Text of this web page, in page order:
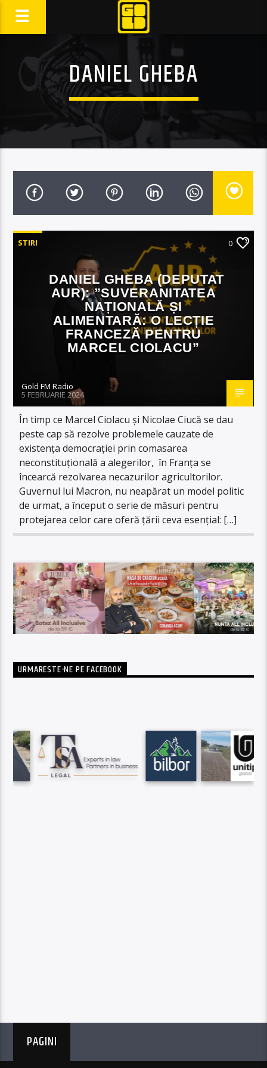
DANIEL GHEBA
STIRI 0
DANIEL GHEBA (DEPUTAT
AUR): ”SUVERANITATEA
NAȚIONALĂ ȘI
ALIMENTARĂ: O LECȚIE
FRANCEZĂ PENTRU
MARCEL CIOLACU”
Gold FM Radio
5 FEBRUARIE 2024
În timp ce Marcel Ciolacu și Nicolae Ciucă se dau
peste cap să rezolve problemele cauzate de
existența democrației prin comasarea
neconstituțională a alegerilor, în Franța se
încearcă rezolvarea necazurilor agricultorilor.
Guvernul lui Macron, nu neapărat un model politic
de urmat, a început o serie de măsuri pentru
protejarea celor care oferă țării ceva esențial: […]
URMARESTE-NE PE FACEBOOK
PAGINI